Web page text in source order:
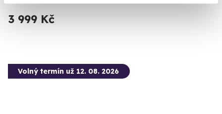
3 999 Kč
Volný termín už 12. 08. 2026